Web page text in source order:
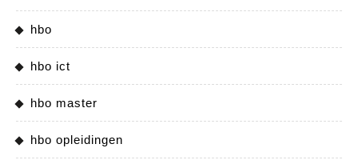
hbo
hbo ict
hbo master
hbo opleidingen